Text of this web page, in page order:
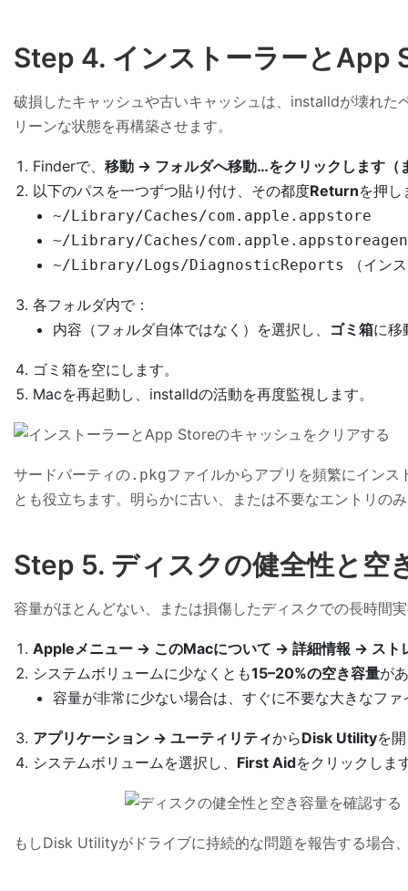
Step 4. インストーラーとApp
破損したキャッシュや古いキャッシュは、installdが壊れ
リーンな状態を再構築させます。
Finderで、移動 → フォルダへ移動…をクリックします（
以下のパスを一つずつ貼り付け、その都度Returnを押し
~/Library/Caches/com.apple.appstore
~/Library/Caches/
~/Library/Logs/DiagnosticReports
（イン
各フォルダ内で：
内容（フォルダ自体ではなく）を選択し、
ゴミ箱に移
ゴミ箱を空にします。
Macを再起動し、installdの活動を再度監視します。
サードパーティの.pkgファイルからアプリを頻繁にインス
とも役立ちます。明らかに古い、または不要なエントリの
Step 5. ディスクの健全性と空
容量がほとんどない、または損傷したディスクでの長時間
Appleメニュー → このMacについて → 詳細情報 → スト
システムボリュームに少なくとも15–20%の空き容量が
容量が非常に少ない場合は、すぐに不要な大きなフ
アプリケーション → ユーティリティからDisk Utilityを
システムボリュームを選択し、 First Aidをクリックしま
もしDisk Utilityがドライブに持続的な問題を報告する場合